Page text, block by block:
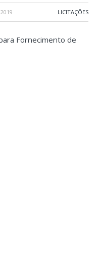
LICITAÇÕES
Fornecimento de